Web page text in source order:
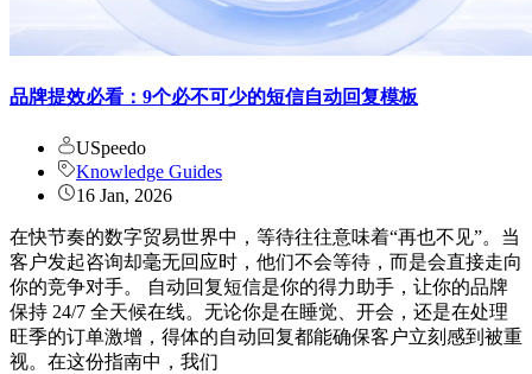
品牌提效必看：9个必不可少的短信自动回复模板
USpeedo
Knowledge Guides
16 Jan, 2026
在快节奏的数字贸易世界中，等待往往意味着“再也不见”。当
客户发起咨询却毫无回应时，他们不会等待，而是会直接走向
你的竞争对手。 自动回复短信是你的得力助手，让你的品牌
保持 24/7 全天候在线。无论你是在睡觉、开会，还是在处理
旺季的订单激增，得体的自动回复都能确保客户立刻感到被重
视。在这份指南中，我们